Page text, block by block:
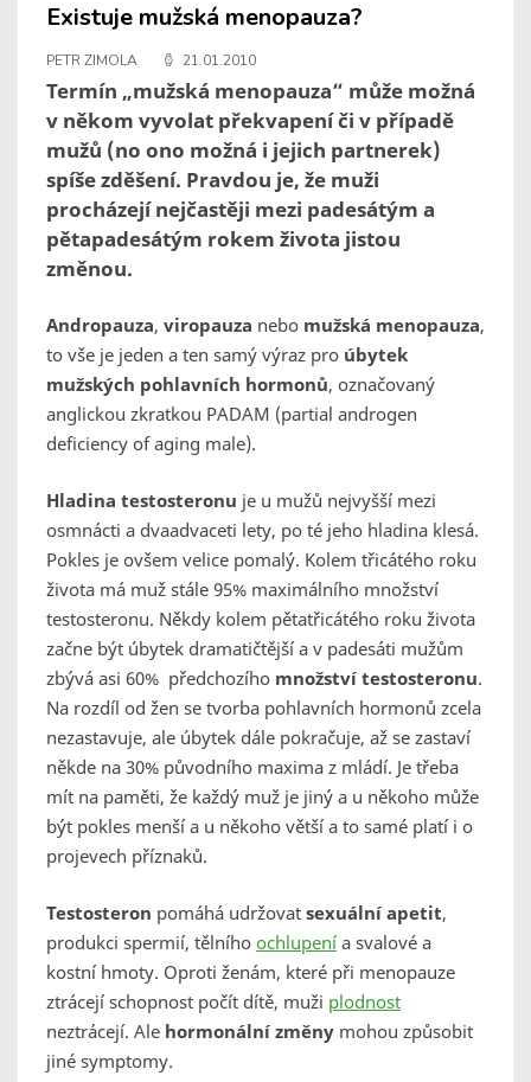
Existuje mužská menopauza?
PETR ZIMOLA 21.01.2010
Termín „mužská menopauza“ může možná
v někom vyvolat překvapení či v případě
mužů (no ono možná i jejich partnerek)
spíše zděšení. Pravdou je, že muži
procházejí nejčastěji mezi padesátým a
pětapadesátým rokem života jistou
změnou.
Andropauza, viropauza nebo mužská menopauza,
to vše je jeden a ten samý výraz pro úbytek
mužských pohlavních hormonů, označovaný
anglickou zkratkou PADAM (partial androgen
deficiency of aging male).
Hladina testosteronu je u mužů nejvyšší mezi
osmnácti a dvaadvaceti lety, po té jeho hladina klesá.
Pokles je ovšem velice pomalý. Kolem třicátého roku
života má muž stále 95% maximálního množství
testosteronu. Někdy kolem pětatřicátého roku života
začne být úbytek dramatičtější a v padesáti mužům
zbývá asi 60% předchozího množství testosteronu.
Na rozdíl od žen se tvorba pohlavních hormonů zcela
nezastavuje, ale úbytek dále pokračuje, až se zastaví
někde na 30% původního maxima z mládí. Je třeba
mít na paměti, že každý muž je jiný a u někoho může
být pokles menší a u někoho větší a to samé platí i o
projevech příznaků.
Testosteron pomáhá udržovat sexuální apetit,
produkci spermií, tělního ochlupení a svalové a
kostní hmoty. Oproti ženám, které při menopauze
ztrácejí schopnost počít dítě, muži plodnost
neztrácejí. Ale hormonální změny mohou způsobit
jiné symptomy.